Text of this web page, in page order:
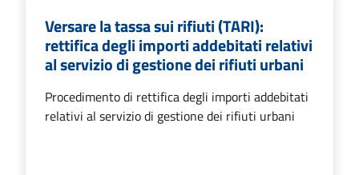
Versare la tassa sui rifiuti (TARI):
rettifica degli importi addebitati relativi
al servizio di gestione dei rifiuti urbani
Procedimento di rettifica degli importi addebitati
relativi al servizio di gestione dei rifiuti urbani